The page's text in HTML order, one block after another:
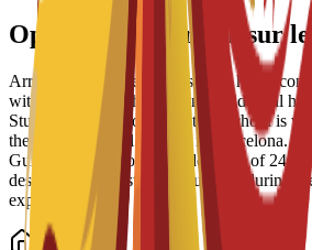
Options de logement sur
Arrangement Types: The school has
with a number of hostels and residential
Students have reported that the school is
them to settle well into life in Barcelona.
Guidance is part of a broader suite of 24/7
designed to help students succeed during
experience.